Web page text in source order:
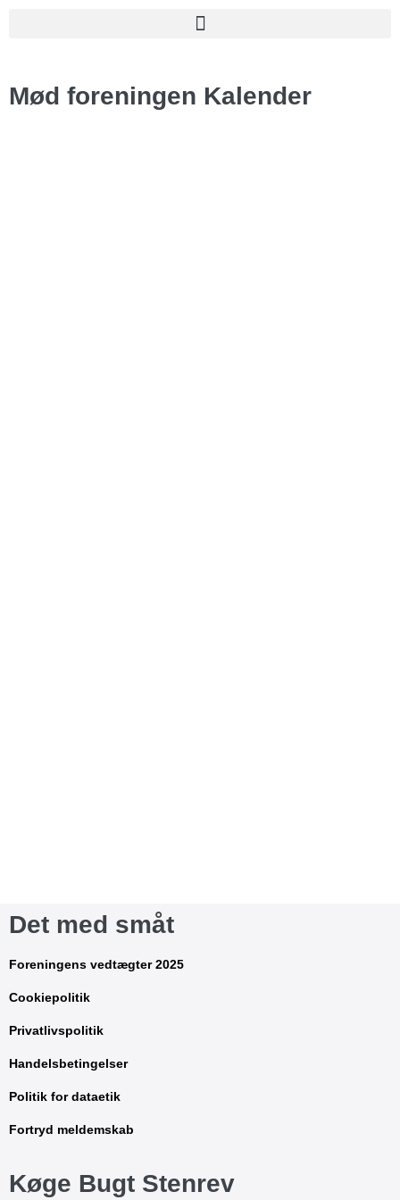
Mød foreningen Kalender
Det med småt
Foreningens vedtægter 2025
Cookiepolitik
Privatlivspolitik
Handelsbetingelser
Politik for dataetik
Fortryd meldemskab
Køge Bugt Stenrev